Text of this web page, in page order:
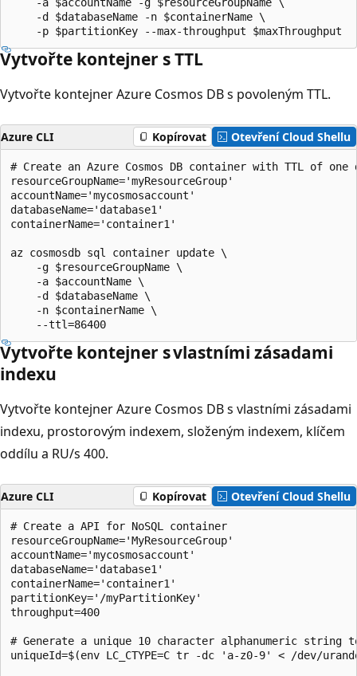
    -d $databaseName -n $containerName \
Vytvořte kontejner s TTL
Vytvořte kontejner Azure Cosmos DB s povoleným TTL.
Azure CLI Kopírovat Otevření Cloud Shellu
# Create an Azure Cosmos DB container with TTL of one
resourceGroupName='myResourceGroup'
accountName='mycosmosaccount'
databaseName='database1'
containerName='container1'
az cosmosdb sql container update \
    -g $resourceGroupName \
    -a $accountName \
    -d $databaseName \
    -n $containerName \
Vytvořte kontejner s vlastními zásadami
indexu
Vytvořte kontejner Azure Cosmos DB s vlastními zásadami
indexu, prostorovým indexem, složeným indexem, klíčem
oddílu a RU/s 400.
Azure CLI Kopírovat Otevření Cloud Shellu
# Create a API for NoSQL container
resourceGroupName='MyResourceGroup'
accountName='mycosmosaccount'
databaseName='database1'
containerName='container1'
partitionKey='/myPartitionKey'
throughput=400
# Generate a unique 10 character alphanumeric string
uniqueId=$(env LC_CTYPE=C tr -dc 'a-z0-9' < /dev/